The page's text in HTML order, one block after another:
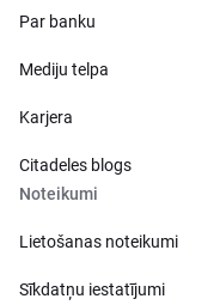
Par banku
Mediju telpa
Karjera
Citadeles blogs
Noteikumi
Lietošanas noteikumi
Sīkdatņu iestatījumi